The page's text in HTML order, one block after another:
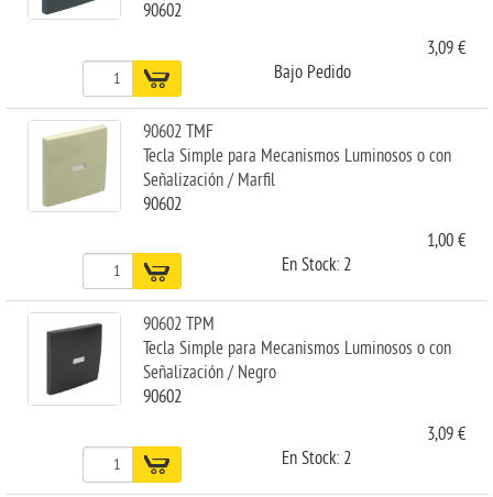
90602
3,09 €
Bajo Pedido
90602 TMF
Tecla Simple para Mecanismos Luminosos o con
Señalización / Marfil
90602
1,00 €
En Stock: 2
90602 TPM
Tecla Simple para Mecanismos Luminosos o con
Señalización / Negro
90602
3,09 €
En Stock: 2